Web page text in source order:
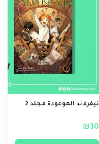
نيفرلاند الموعودة مجلد 2
₪30